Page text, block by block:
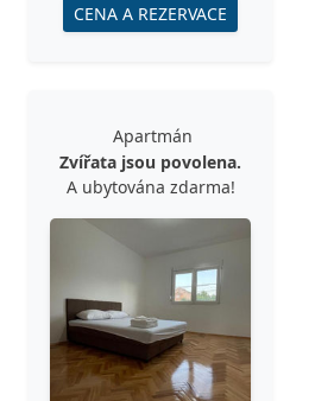
CENA A REZERVACE
Apartmán
Zvířata jsou povolena.
A ubytována zdarma!